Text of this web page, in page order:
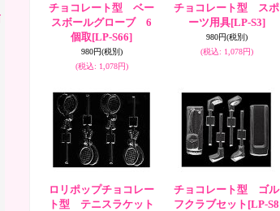
チョコレート型 ベー
スボールグローブ 6
個取[LP-S66]
980円(税別)
(税込: 1,078円)
チョコレート型 スポ
ーツ用具[LP-S3]
980円(税別)
(税込: 1,078円)
ロリポップチョコレー
ト型 テニスラケット
チョコレート型 ゴル
フクラブセット [LP-S8